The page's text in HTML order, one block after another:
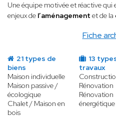
Fiche
Une équipe motivée et réactive qui
enjeux de l’aménagement et de la
21 types de
biens
Maison individuelle
Maison passive /
écologique
Chalet / Maison en
bois
13
travaux
Rénovation
Rénovation
énergétique